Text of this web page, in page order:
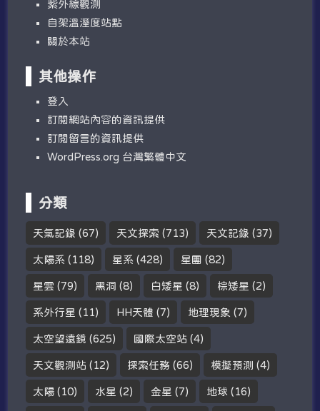
紫外線觀測
自架溫溼度站點
關於本站
其他操作
登入
訂閱網站內容的資訊提供
訂閱留言的資訊提供
WordPress.org 台灣繁體中文
分類
天氣記錄 (67) 天文探索 (713) 天文記錄 (37)
太陽系 (118) 星系 (428) 星團 (82)
星雲 (79) 黑洞 (8) 白矮星 (8) 棕矮星 (2)
系外行星 (11) HH天體 (7) 地理現象 (7)
太空望遠鏡 (625) 國際太空站 (4)
天文觀測站 (12) 探索任務 (66) 模擬預測 (4)
太陽 (10) 水星 (2) 金星 (7) 地球 (16)